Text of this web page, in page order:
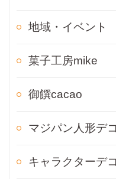
地域・イベント
菓子工房mike
御饌cacao
マジパン人形デ
キャラクターデ